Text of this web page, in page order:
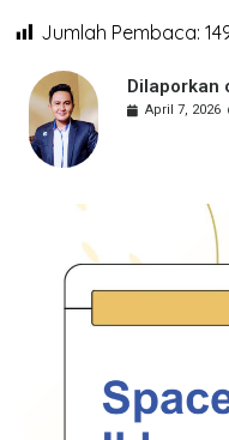
Jumlah Pembaca:
Dilaporkan
April 7, 2026